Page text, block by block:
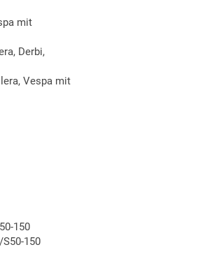
mit
Derbi,
Vespa mit
150
150